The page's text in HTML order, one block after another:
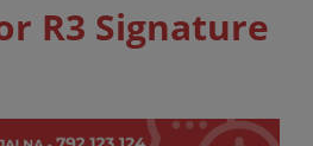
R3 Signature